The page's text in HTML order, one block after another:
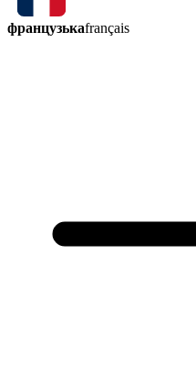
французькаfrançais